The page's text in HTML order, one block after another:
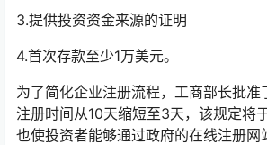
3.提供投资资金来源的证明
4.首次存款至少1万美元。
为了简化企业注册流程，工商部长批准
注册时间从10天缩短至3天，该规定将
也使投资者能够通过政府的在线注册网